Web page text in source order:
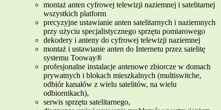
montaż anten cyfrowej telewizji naziemnej i satelitarnej
wszystkich platform
precyzyjne ustawianie anten satelitarnych i naziemnych
przy użyciu specjalistycznego sprzętu pomiarowego
dekodery i anteny do cyfrowej telewizji naziemnej
montaż i ustawianie anten do Internetu przez satelitę
systemu Tooway®
profesjonalne instalacje antenowe zbiorcze w domach
prywatnych i blokach mieszkalnych (multiswitche,
odbiór kanałów z wielu satelitów, na wielu
odbiornikach),
serwis sprzętu satelitarnego,